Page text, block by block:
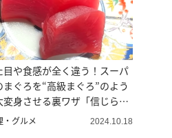
目や食感が全く違う！スーパ
まぐろを“高級まぐろ”のよう
変身させる裏ワザ「信じられ
…」
・グルメ 2024.10.18